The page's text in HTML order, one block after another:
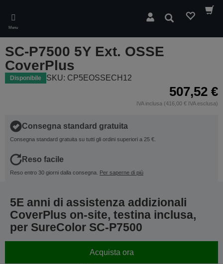
main
content
Menu
Cerca
SC-P7500 5Y Ext. OSSE
CoverPlus
Disponibile SKU: CP5EOSSECH12
507,52 €
IVA inclusa (416,00 € IVA esclusa)
Consegna standard gratuita
Consegna standard gratuita su tutti gli ordini superiori a 25 €.
Reso facile
Reso entro 30 giorni dalla consegna. Per saperne di più
5E anni di assistenza addizionali
CoverPlus on-site, testina inclusa,
per SureColor SC-P7500
Acquista ora